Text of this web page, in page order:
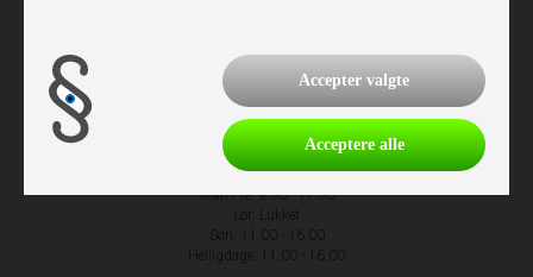
Åbningstider
Man-Fre: 9.00 - 17.00
Lør: Lukket
Søn: 11.00 - 16.00
Helligdage: 11.00 - 16.00
Accepter valgte
Acceptere alle